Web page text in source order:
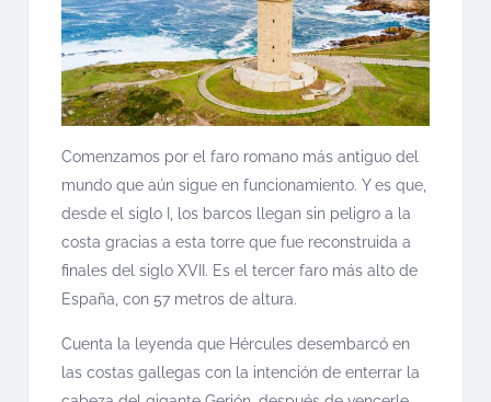
Comenzamos por el faro romano más antiguo del
mundo que aún sigue en funcionamiento. Y es que,
desde el siglo I, los barcos llegan sin peligro a la
costa gracias a esta torre que fue reconstruida a
finales del siglo XVII. Es el tercer faro más alto de
España, con 57 metros de altura.
Cuenta la leyenda que Hércules desembarcó en
las costas gallegas con la intención de enterrar la